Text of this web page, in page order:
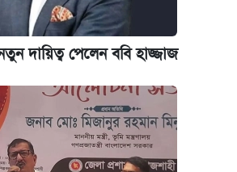
দায়িত্ব পেলেন ববি হাজ্জাজ